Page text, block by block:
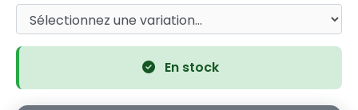
En stock